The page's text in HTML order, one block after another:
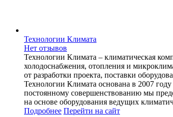
Технологии Климата
Нет отзывов
Технологии Климата – климатическая
холодоснабжения, отопления и
от разработки проекта, поставки
Технологии Климата основана в 2007
постоянному совершенствованию мы
на основе оборудования ведущих
Подробнее Перейти на сайт